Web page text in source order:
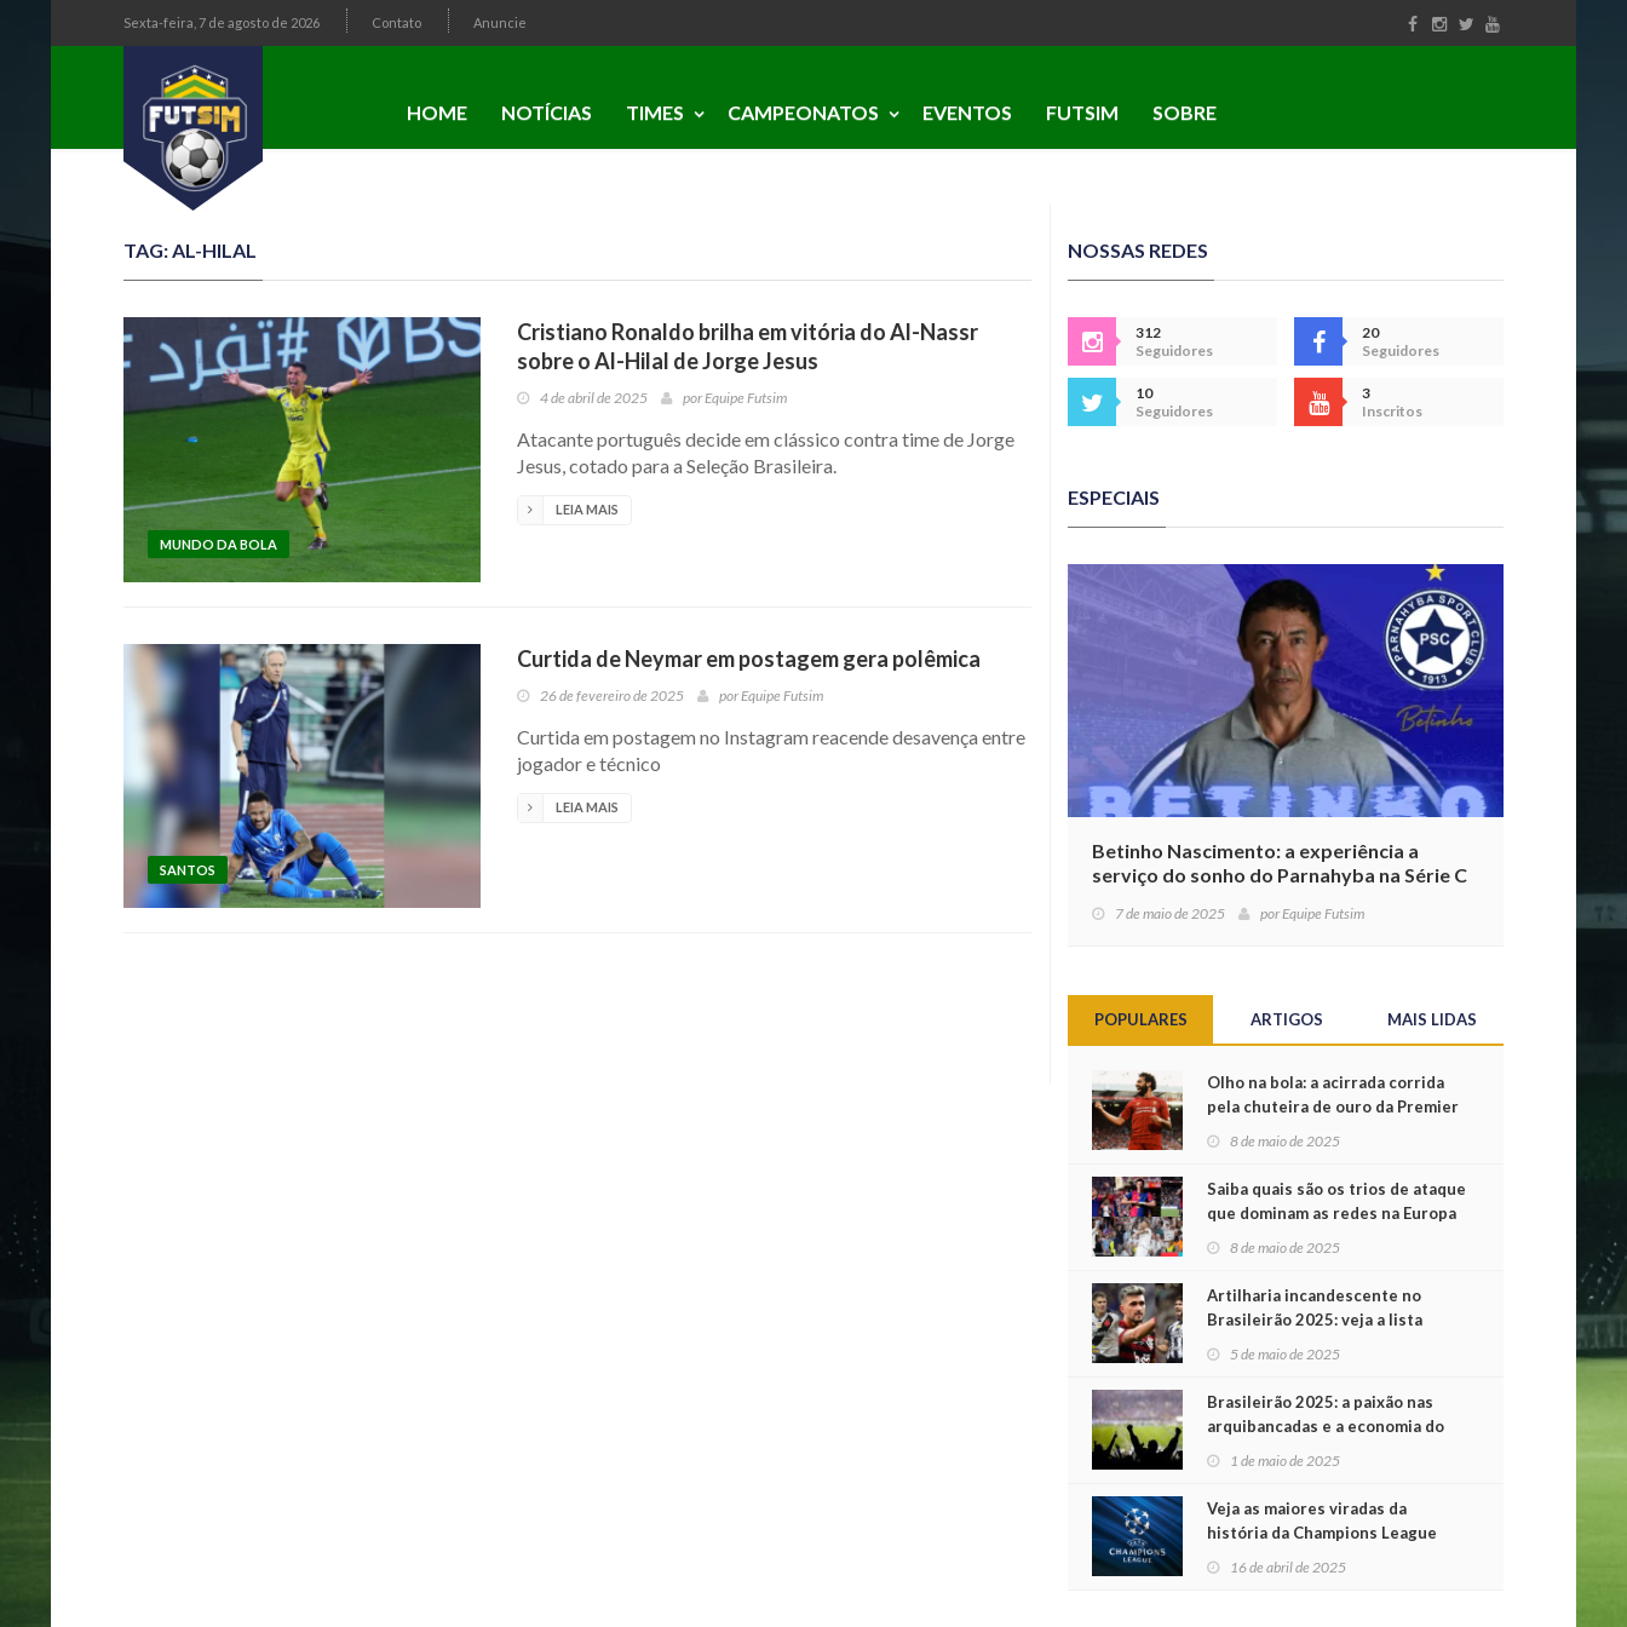
Sexta-feira, 7 de agosto de 2026 Contato Anuncie
HOME NOTÍCIAS TIMES CAMPEONATOS EVENTOS FUTSIM SOBRE
TAG: AL-HILAL
MUNDO DA BOLA
Cristiano Ronaldo brilha em vitória do Al-Nassr
sobre o Al-Hilal de Jorge Jesus
4 de abril de 2025 porEquipe Futsim
Atacante português decide em clássico contra time de Jorge
Jesus, cotado para a Seleção Brasileira.
LEIA MAIS
SANTOS
Curtida de Neymar em postagem gera polêmica
26 de fevereiro de 2025 por Equipe Futsim
Curtida em postagem no Instagram reacende desavença entre
jogador e técnico
LEIA MAIS
NOSSAS REDES
312
Seguidores
20
Seguidores
10
Seguidores
3
Inscritos
ESPECIAIS
Betinho Nascimento: a experiência a
serviço do sonho do Parnahyba na Série C
7 de maio de 2025 porEquipe Futsim
POPULARES ARTIGOS MAIS LIDAS
Olho na bola: a acirrada corrida
pela chuteira de ouro da Premier
League
8 de maio de 2025
Saiba quais são os trios de ataque
que dominam as redes na Europa
8 de maio de 2025
Artilharia incandescente no
Brasileirão 2025: veja a lista
atualizada
5 de maio de 2025
Brasileirão 2025: a paixão nas
arquibancadas e a economia do
futebol na primeira rodada
1 de maio de 2025
Veja as maiores viradas da
história da Champions League
16 de abril de 2025